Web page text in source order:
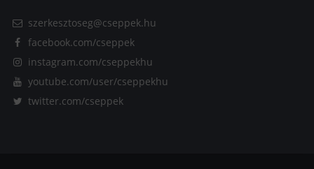
szerkesztoseg@cseppek.hu
facebook.com/cseppek
instagram.com/cseppekhu
youtube.com/user/cseppekhu
twitter.com/cseppek